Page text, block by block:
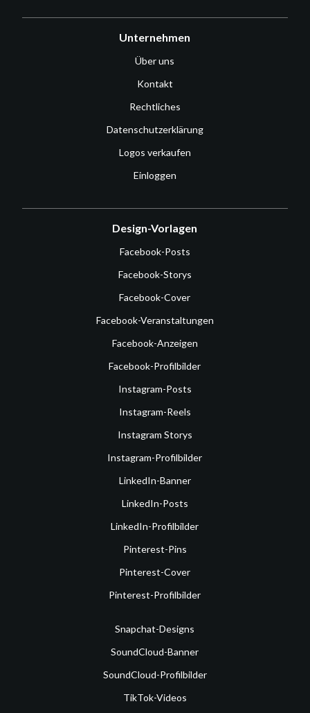
Unternehmen
Über uns
Kontakt
Rechtliches
Datenschutzerklärung
Logos verkaufen
Einloggen
Design-Vorlagen
Facebook-Posts
Facebook-Storys
Facebook-Cover
Facebook-Veranstaltungen
Facebook-Anzeigen
Facebook-Profilbilder
Instagram-Posts
Instagram-Reels
Instagram Storys
Instagram-Profilbilder
LinkedIn-Banner
LinkedIn-Posts
LinkedIn-Profilbilder
Pinterest-Pins
Pinterest-Cover
Pinterest-Profilbilder
Snapchat-Designs
SoundCloud-Banner
SoundCloud-Profilbilder
TikTok-Videos